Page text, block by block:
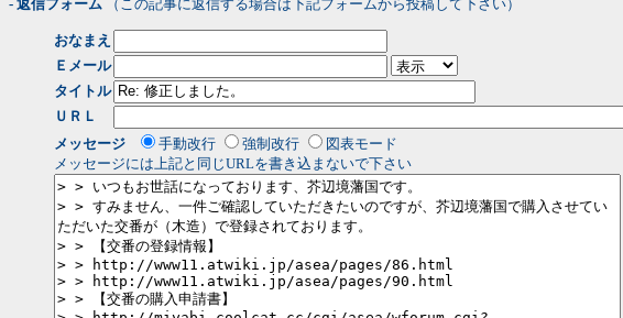
- 返信フォーム （この記事に返信する場合は下記フォームから投稿して下さい）
おなまえ
Ｅメール
タイトル
ＵＲＬ
メッセージ
手動改行 強制改行
図表モード
メッセージには上記と同じURLを書き込まないで下さい